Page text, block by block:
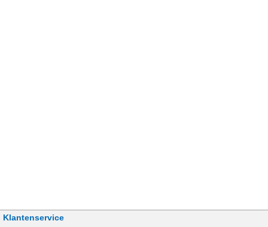
Klantenservice